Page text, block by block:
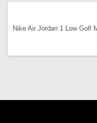
Nike Air Jordan 1 Low Golf